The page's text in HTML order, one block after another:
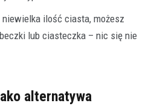
ilość ciasta, możesz
lub ciasteczka – nic się nie
alternatywa